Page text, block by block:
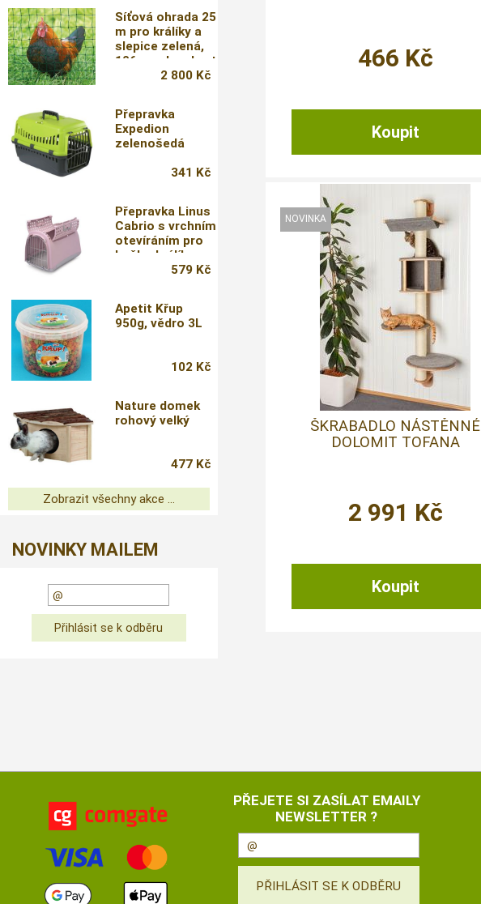
466 Kč
ŠKRABADLO NÁSTĚNNÉ
DOLOMIT TOFANA
2 991 Kč
Síťová ohrada 25
m pro králíky a
slepice zelená,
106cm, dvouhrot
2 800 Kč
Přepravka
Expedion
zelenošedá
341 Kč
Přepravka Linus
Cabrio s vrchním
otevíráním pro
kočky, králíky a
579 Kč
Apetit Křup
950g, vědro 3L
102 Kč
Nature domek
rohový velký
477 Kč
Zobrazit všechny akce ...
NOVINKY MAILEM
PŘEJETE SI ZASÍLAT EMAILY
NEWSLETTER ?